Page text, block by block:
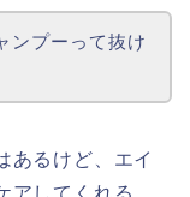
ンプーって抜け
あるけど、エイ
アしてくれる